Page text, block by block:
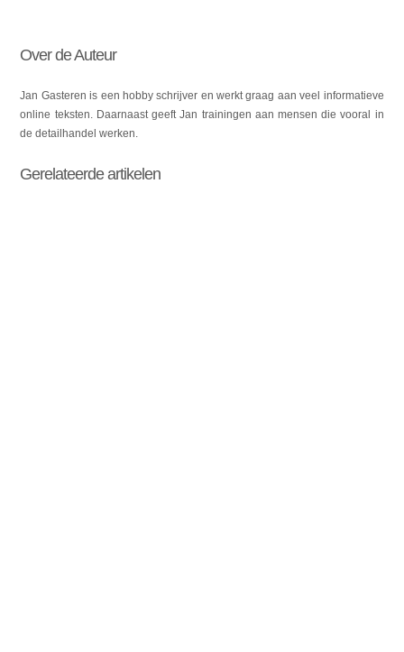
Over de Auteur
Jan Gasteren is een hobby schrijver en werkt graag aan veel informatieve
online teksten. Daarnaast geeft Jan trainingen aan mensen die vooral in
de detailhandel werken.
Gerelateerde artikelen